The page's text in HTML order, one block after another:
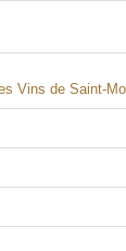
Vins de Saint-